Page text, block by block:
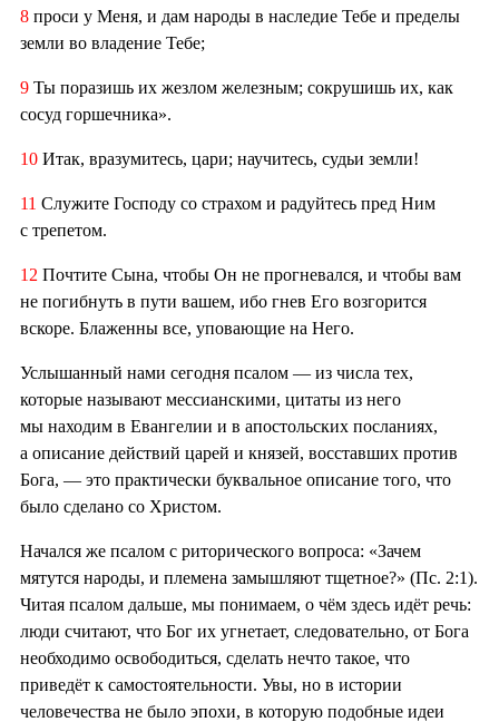
8 проси у Меня, и дам народы в наследие Тебе и пределы
земли во владение Тебе;
9 Ты поразишь их жезлом железным; сокрушишь их, как
сосуд горшечника».
10 Итак, вразумитесь, цари; научитесь, судьи земли!
11 Служите Господу со страхом и радуйтесь пред Ним
с трепетом.
12 Почтите Сына, чтобы Он не прогневался, и чтобы вам
не погибнуть в пути вашем, ибо гнев Его возгорится
вскоре. Блаженны все, уповающие на Него.
Услышанный нами сегодня псалом — из числа тех,
которые называют мессианскими, цитаты из него
мы находим в Евангелии и в апостольских посланиях,
а описание действий царей и князей, восставших против
Бога, — это практически буквальное описание того, что
было сделано со Христом.
Начался же псалом с риторического вопроса: «Зачем
мятутся народы, и племена замышляют тщетное?» (Пс. 2:1).
Читая псалом дальше, мы понимаем, о чём здесь идёт речь:
люди считают, что Бог их угнетает, следовательно, от Бога
необходимо освободиться, сделать нечто такое, что
приведёт к самостоятельности. Увы, но в истории
человечества не было эпохи, в которую подобные идеи